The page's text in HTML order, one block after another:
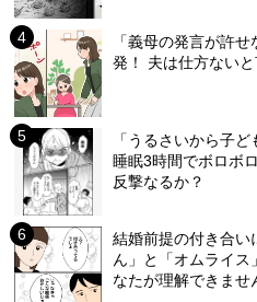
「義母の発言が許
発！ 夫は仕方ない
「うるさいから子
睡眠3時間でボロボ
反撃なるか？
結婚前提の付き合
ん」と「オムライ
なたが理解できませ